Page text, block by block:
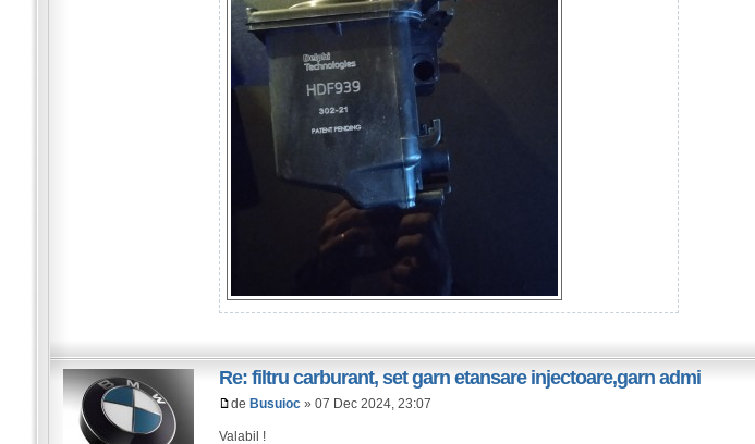
Re: filtru carburant, set garn etansare injectoare,garn admi
deBusuioc » 07 Dec 2024, 23:07
Valabil !